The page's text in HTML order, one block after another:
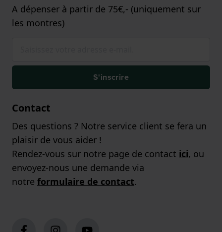
A dépenser à partir de 75€,- (uniquement sur
les montres)
S'inscrire
Contact
Des questions ? Notre service client se fera un
plaisir de vous aider !
Rendez-vous sur notre page de contact ici, ou
envoyez-nous une demande via
notre formulaire de contact.